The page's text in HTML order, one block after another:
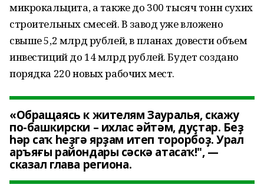
микрокальцита, а также до 300 тысяч тонн сухих
строительных смесей. В завод уже вложено
свыше 5,2 млрд рублей, в планах довести объем
инвестиций до 14 млрд рублей. Будет создано
порядка 220 новых рабочих мест.
«Обращаясь к жителям Зауралья, скажу
по-башкирски – ихлас әйтәм, дуҫтар. Беҙ
һәр саҡ һеҙгә ярҙам итеп торорбоҙ. Урал
аръяғы райондары сәскә атасаҡ!", —
сказал глава региона.